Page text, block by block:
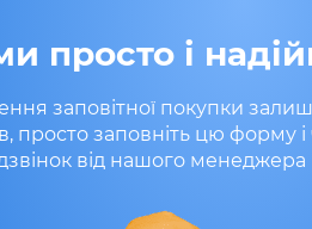
просто і
заповітної покупки
просто заповніть цю форму
від нашого менеджера